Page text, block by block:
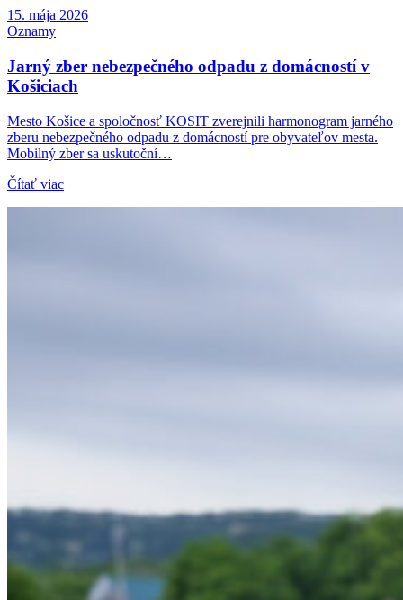
15. mája 2026
Oznamy
Jarný zber nebezpečného odpadu z domácností v
Košiciach
Mesto Košice a spoločnosť KOSIT zverejnili harmonogram jarného
zberu nebezpečného odpadu z domácností pre obyvateľov mesta.
Mobilný zber sa uskutoční…
Čítať viac